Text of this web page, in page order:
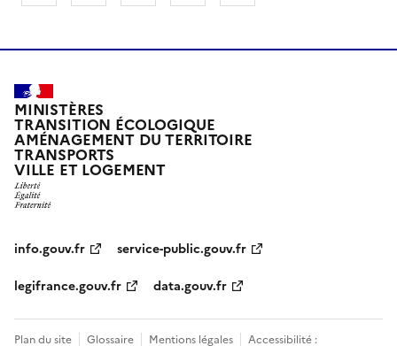
MINISTÈRES
TRANSITION ÉCOLOGIQUE
AMÉNAGEMENT DU TERRITOIRE
TRANSPORTS
VILLE ET LOGEMENT
info.gouv.fr
service-public.gouv.fr
legifrance.gouv.fr
data.gouv.fr
Plan du site Glossaire Mentions légales Accessibilité :